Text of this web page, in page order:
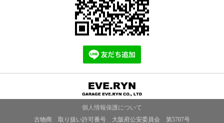
個人情報保護について
古物商 取り扱い許可番号 大阪府公安委員会 第5707号